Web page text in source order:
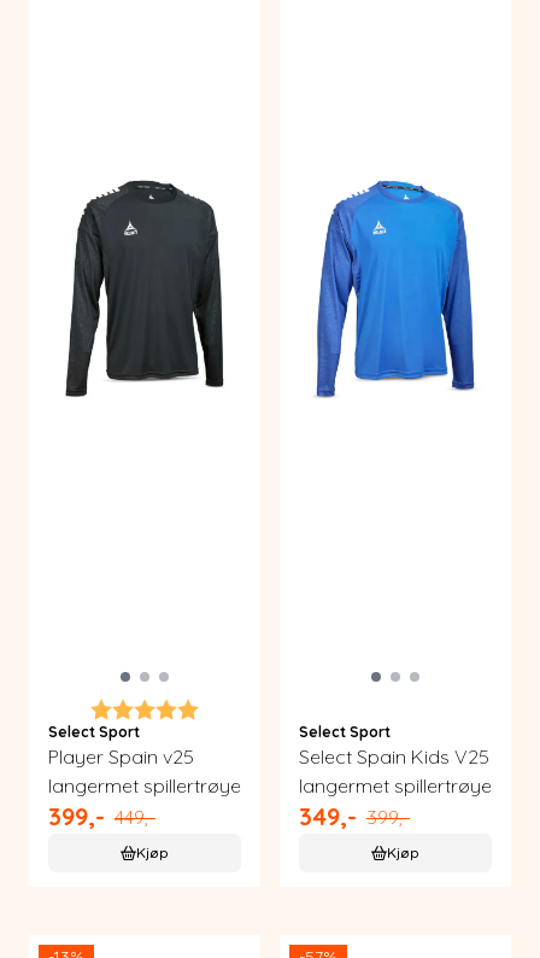
Karakter:
Select Sport
Player Spain v25
langermet spillertrøye
399,- 449,-
Kjøp
Select Sport
Select Spain Kids V25
langermet spillertrøye
349,- 399,-
Kjøp